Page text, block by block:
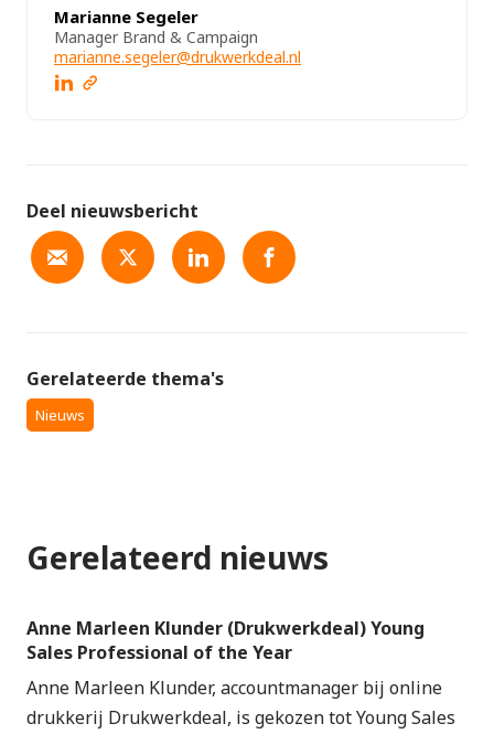
Marianne Segeler
Manager Brand & Campaign
marianne.segeler@drukwerkdeal.nl
Deel nieuwsbericht
Gerelateerde thema's
Nieuws
Gerelateerd nieuws
Anne Marleen Klunder (Drukwerkdeal) Young
Sales Professional of the Year
Anne Marleen Klunder, accountmanager bij online
drukkerij Drukwerkdeal, is gekozen tot Young Sales